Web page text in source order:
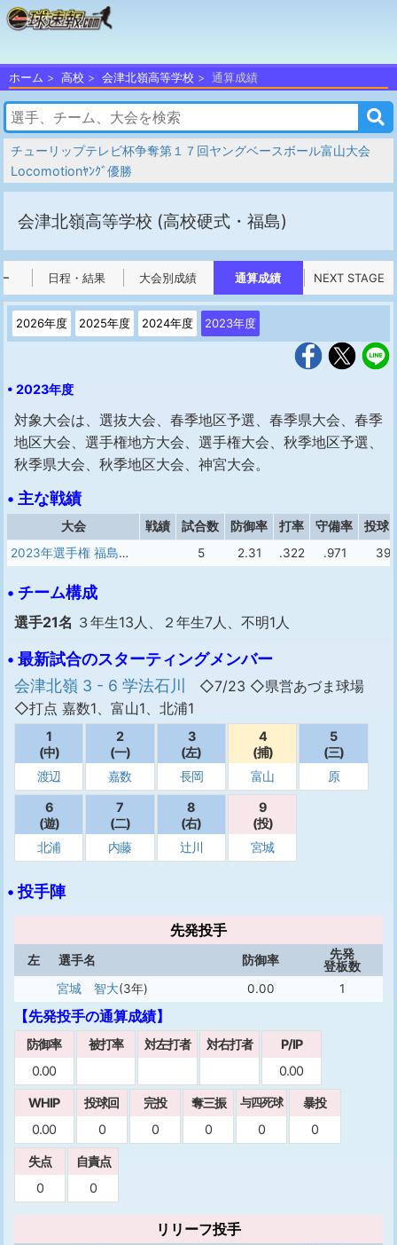
ホーム 高校 会津北嶺高等学校 通算成績
チューリップテレビ杯争奪第１７回ヤングベースボール富山大会
Locomotionﾔﾝｸﾞ優勝
会津北嶺高等学校 (高校硬式・福島)
日程・結果 大会別成績 通算成績 NEXT STAGE
2026年度 2025年度 2024年度 2023年度
• 2023年度
対象大会は、選抜大会、春季地区予選、春季県大会、春季
地区大会、選手権地方大会、選手権大会、秋季地区予選、
秋季県大会、秋季地区大会、神宮大会。
• 主な戦績
大会 戦績 試合数 防御率 打率 守備率
投球
2023年選手権 福島大会
5 2.31 .322 .971 39
• チーム構成
選手21名 ３年生13人、２年生7人、不明1人
• 最新試合のスターティングメンバー
会津北嶺 3 - 6 学法石川
◇7/23 ◇県営あづま球場
◇打点 嘉数1、富山1、北浦1
1
(中)
渡辺
2
(一)
嘉数
3
(左)
長岡
4
(捕)
富山
5
(三)
原
6
(遊)
北浦
7
(二)
内藤
8
(右)
辻川
9
(投)
宮城
• 投手陣
先発投手
左 選手名 防御率
先発
登板数
宮城 智大(3年) 0.00 1
【先発投手の通算成績】
防御率
0.00
被打率 対左打者 対右打者
P/IP
0.00
WHIP
0.00
投球回
0
完投
0
奪三振
0
与四死球
0
暴投
0
失点
0
自責点
0
リリーフ投手